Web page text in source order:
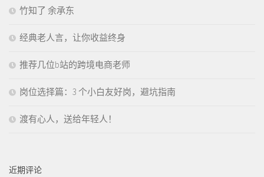
竹知了 余承东
经典老人言，让你收益终身
推荐几位b站的跨境电商老师
岗位选择篇：3 个小白友好岗，避坑指南
渡有心人，送给年轻人！
近期评论